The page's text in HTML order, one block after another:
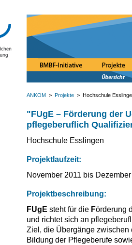
ANKOM > Projekte > Hochschule
"FUgE – Förderung der
pflegeberuflich
Hochschule Esslingen
Projektlaufzeit:
November 2011 bis
Projektbeschreibung:
FUgE steht für die Förderung
und richtet sich an
Ziel, die Übergänge
Bildung der Pflegeberufe